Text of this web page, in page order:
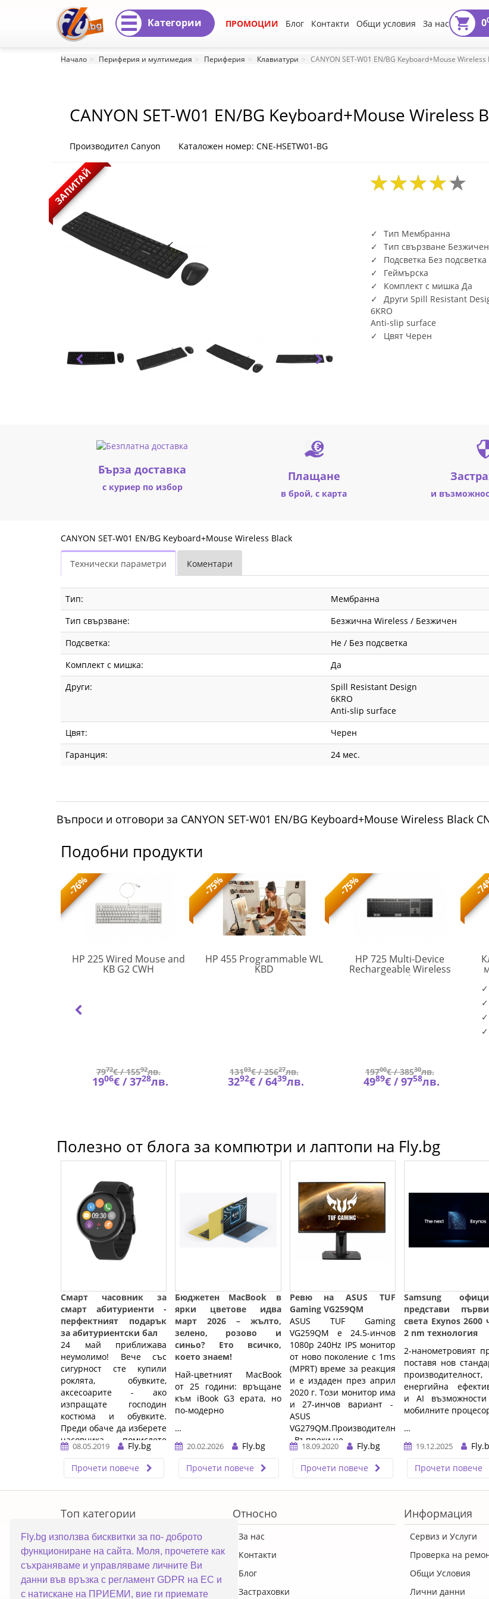
Fly.bg използва бисквитки за по- доброто
функциониране на сайта. Моля, прочетете как
съхраняваме и управляваме личните Ви
данни във връзка с регламент GDPR на ЕС и
с натискане на ПРИЕМИ, вие ги приемате
CANYON
EN/BG
Keyboard+Mouse
Wireless
Black
CNE-
HSETW01-
Категории ПРОМОЦИИ Блог Контакти Общи условия За нас 0
Начало Периферия и мултимедия Периферия Клавиатури CANYON SET-W01 EN/BG Keyboard+Mouse Wireless
CANYON SET-W01 EN/BG Keyboard+Mouse Wireless
Производител Canyon Каталожен номер: CNE-HSETW01-BG
ЗАПИТАЙ
Тип Мембранна
Тип свързване Безжичен
Подсветка Без подсветка
Геймърска
Комплект с мишка Да
Други Spill Resistant
6KRO
Anti-slip surface
Цвят Черен
Бърза доставка
с куриер по избор
Плащане
в брой, с карта и
CANYON SET-W01 EN/BG Keyboard+Mouse Wireless Black
Технически параметри Коментари
Тип:
Мембранна
Тип свързване:
Безжична Wireless / Безжичен
Подсветка:
Не / Без подсветка
Комплект с мишка:
Да
Други:
Spill Resistant Design
6KRO
Anti-slip surface
Цвят:
Черен
Гаранция:
24 мес.
Въпроси и отговори за CANYON SET-W01 EN/BG Keyboard+Mouse Wireless Black
Подобни продукти
-76%
HP 225 Wired Mouse and
KB G2 CWH
7972€ /15592лв.
1906€ /3728лв.
-75%
HP 455 Programmable WL
KBD
13103€ /25627лв.
3292€ /6439лв.
-75%
HP 725 Multi-Device
Rechargeable Wireless
Keyboard (EN)
19700€ /38530лв.
4989€ /9758лв.
-
Полезно от блога за компютри и лаптопи на Fly.bg
Смарт часовник за
смарт абитуриенти -
перфектният подарък
за абитуриентски бал
24 май приближава
неумолимо! Вече със
сигурност сте купили
роклята, обувките,
аксесоарите - ако
изпращате господин
костюма и обувките.
Преди обаче да изберете
часовника - помислете
пак. Вместо Филип ...…
08.05.2019
Fly.bg
Прочети повече
Бюджетен MacBook в
ярки цветове идва
март 2026 – жълто,
зелено, розово и
синьо? Ето всичко,
което знаем!
Най-цветният MacBook
от 25 години: връщане
към iBook G3 ерата, но
по-модерно
…
20.02.2026
Fly.bg
Прочети повече
Ревю на ASUS TUF
Gaming VG259QM
ASUS TUF Gaming
VG259QM е 24.5-инчов
1080p 240Hz IPS монитор
от ново поколение с 1ms
(MPRT) време за реакция
и е издаден през април
2020 г. Този монитор има
и 27-инчов вариант -
ASUS
VG279QM.Производителност:
Въпреки че ...…
18.09.2020
Fly.bg
Прочети повече
Samsung
представи
света Exynos 2600
2 nm технология
2-нанометровият
поставя нов
производителност,
енергийна
и AI
мобилните
…
19.12.2025
Прочети повече
Топ категории
ПРОМОЦИИ
Преносими компютри
Настолни компютри
Смартфони
Относно
За нас
Контакти
Блог
Застраховки
Информация
Сервиз и Услуги
Проверка на
Общи Условия
Лични данни